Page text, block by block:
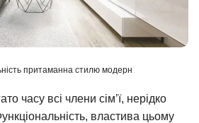
притаманна стилю модерн
часу всі члени сім’ї, нерідко
властива цьому